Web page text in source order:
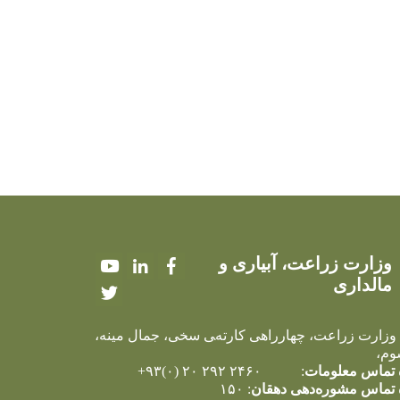
وزارت زراعت، آبیاری و
مالداری
YoutubeLinkedInFacebook
وزارت زراعت، چهارراهی کارته‌‍ی سخی، جمال مینه،
تماس معلومات: ۲۴۶۰ ۲۹۲ ۲۰ (۰)۹۳+
تماس مشوره‌دهی دهقان: ۱۵۰